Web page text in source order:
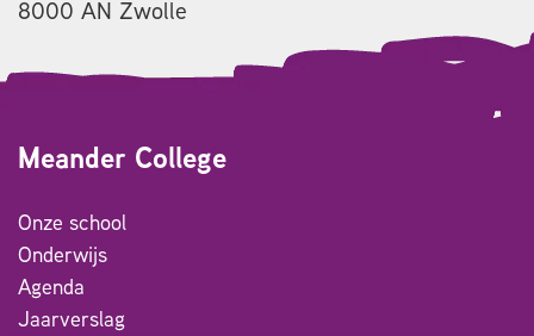
8000 AN Zwolle
Meander College
Onze school
Onderwijs
Agenda
Jaarverslag